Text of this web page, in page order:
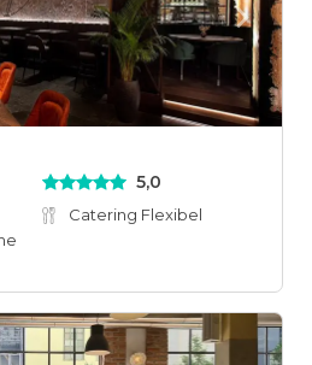
5,0
Catering Flexibel